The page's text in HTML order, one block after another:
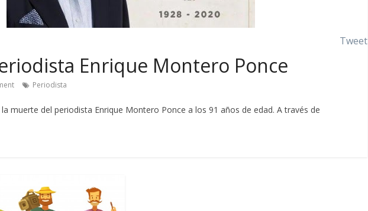
Tweet
Enrique Montero Ponce
Periodista
muerte del periodista Enrique Montero Ponce a los 91 años de edad. A través de